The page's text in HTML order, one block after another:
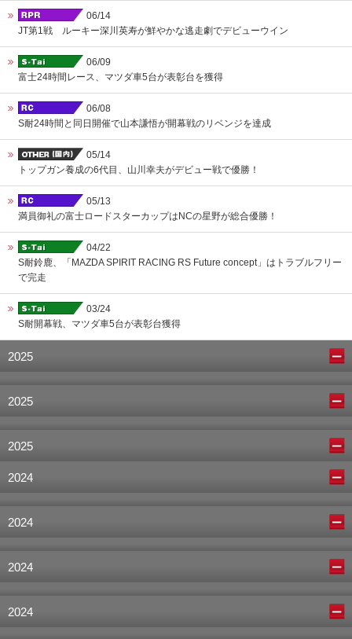
06/14
JT第1戦 ルーキー深川英寿が鮮やかな逃走劇でデビューウイン
06/09
富士24時間レース、マツダ車5台が表彰台を獲得
06/08
S耐24時間と同日開催で山本謙悟が開幕戦のリベンジを達成
05/14
トップガン養成の6代目、山川幸夫がデビュー戦で優勝！
05/13
満員御礼の富士ロードスターカップはNCの星野が総合優勝！
04/22
S耐鈴鹿、「MAZDA SPIRIT RACING RS Future concept」はトラブルフリー
で完走
03/24
S耐開幕戦、マツダ車5台が表彰台獲得
2025
2025
2025
2024
2024
2024
2024